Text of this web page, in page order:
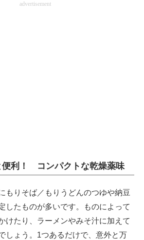
サイト
を支援
門サイト
advertisement
便利！ コンパクトな乾燥薬味
もりそば／もりうどんのつゆや納豆
したものが多いです。ものによって
けたり、ラーメンやみそ汁に加えて
しょう。1つあるだけで、意外と万